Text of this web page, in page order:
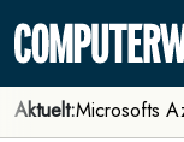
Aktuelt:Microsofts